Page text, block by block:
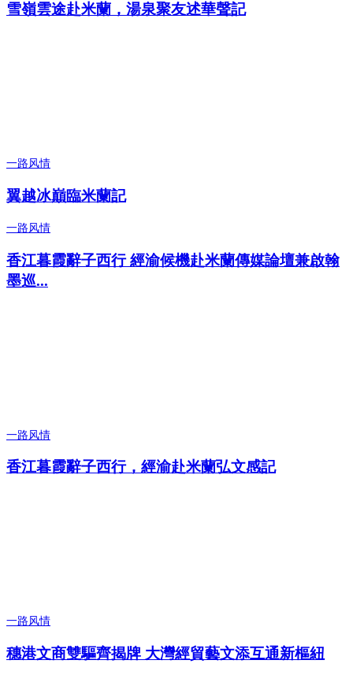
雪嶺雲途赴米蘭，湯泉聚友述華聲記
一路风情
翼越冰巔臨米蘭記
一路风情
香江暮霞辭子西行 經渝候機赴米蘭傳媒論壇兼啟翰
墨巡...
一路风情
香江暮霞辭子西行，經渝赴米蘭弘文感記
一路风情
穗港文商雙驅齊揭牌 大灣經貿藝文添互通新樞紐